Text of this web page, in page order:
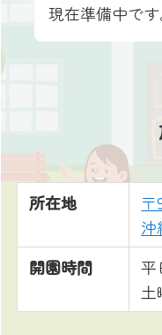
現在準備中で
所在地
〒
沖
開園時間
平
土